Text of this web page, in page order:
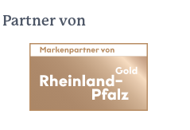
von